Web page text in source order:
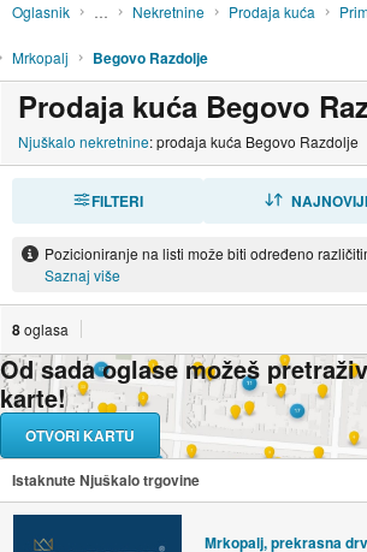
Oglasnik … Nekretnine Prodaja kuća
Mrkopalj Begovo Razdolje
Prodaja kuća Begovo
Njuškalo nekretnine: prodaja kuća Begovo Razdolje
FILTERI NAJNOVIJI
Pozicioniranje na listi može biti određeno
Saznaj više
8oglasa
Od sada oglase možeš
karte!
OTVORI KARTU
Istaknute Njuškalo trgovine
Mrkopalj, prekrasna